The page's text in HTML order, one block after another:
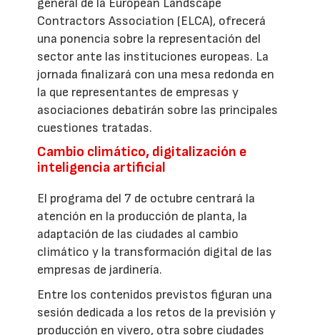
general de la European Landscape
Contractors Association (ELCA), ofrecerá
una ponencia sobre la representación del
sector ante las instituciones europeas. La
jornada finalizará con una mesa redonda en
la que representantes de empresas y
asociaciones debatirán sobre las principales
cuestiones tratadas.
Cambio climático, digitalización e
inteligencia artificial
El programa del 7 de octubre centrará la
atención en la producción de planta, la
adaptación de las ciudades al cambio
climático y la transformación digital de las
empresas de jardinería.
Entre los contenidos previstos figuran una
sesión dedicada a los retos de la previsión y
producción en vivero, otra sobre ciudades